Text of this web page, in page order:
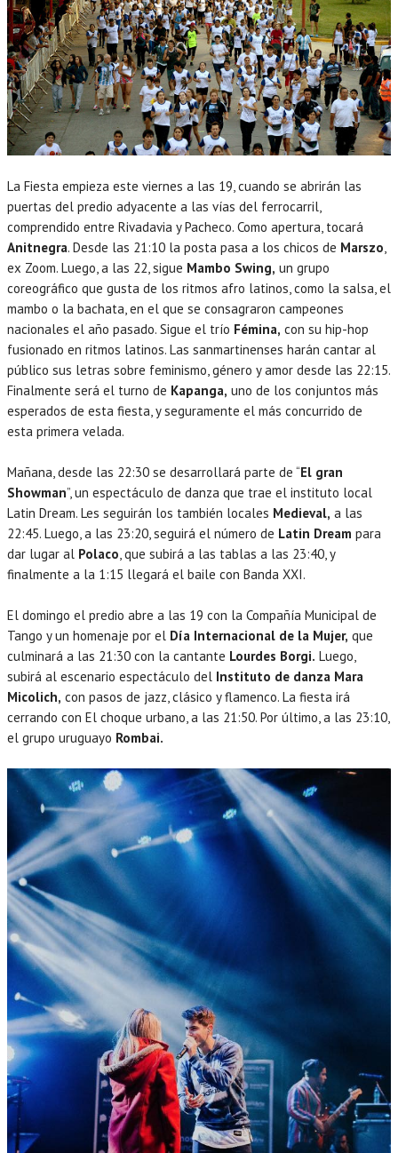
La Fiesta empieza este viernes a las 19, cuando se abrirán las
puertas del predio adyacente a las vías del ferrocarril,
comprendido entre Rivadavia y Pacheco. Como apertura, tocará
Anitnegra. Desde las 21:10 la posta pasa a los chicos de Marszo,
ex Zoom. Luego, a las 22, sigue Mambo Swing, un grupo
coreográfico que gusta de los ritmos afro latinos, como la salsa, el
mambo o la bachata, en el que se consagraron campeones
nacionales el año pasado. Sigue el trío Fémina, con su hip-hop
fusionado en ritmos latinos. Las sanmartinenses harán cantar al
público sus letras sobre feminismo, género y amor desde las 22:15.
Finalmente será el turno de Kapanga, uno de los conjuntos más
esperados de esta fiesta, y seguramente el más concurrido de
esta primera velada.
Mañana, desde las 22:30 se desarrollará parte de “El gran
Showman”, un espectáculo de danza que trae el instituto local
Latin Dream. Les seguirán los también locales Medieval, a las
22:45. Luego, a las 23:20, seguirá el número de Latin Dream para
dar lugar al Polaco, que subirá a las tablas a las 23:40, y
finalmente a la 1:15 llegará el baile con Banda XXI.
El domingo el predio abre a las 19 con la Compañía Municipal de
Tango y un homenaje por el Día Internacional de la Mujer, que
culminará a las 21:30 con la cantante Lourdes Borgi. Luego,
subirá al escenario espectáculo del Instituto de danza Mara
Micolich, con pasos de jazz, clásico y flamenco. La fiesta irá
cerrando con El choque urbano, a las 21:50. Por último, a las 23:10,
el grupo uruguayo Rombai.